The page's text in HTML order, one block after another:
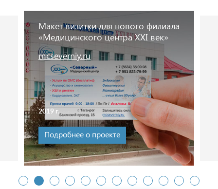
Логотип производителя
оборудования для очистки и
продажи воды «Посейдон»
avtomat-voda.ru
2016 г.
Подробнее о проекте